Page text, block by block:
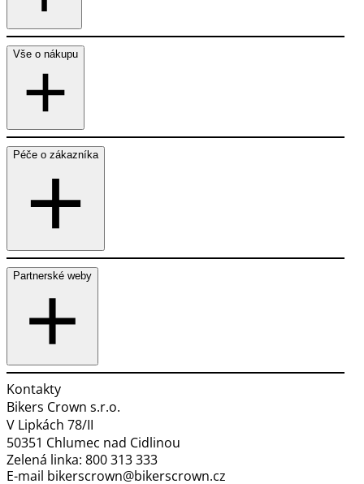
Vše o nákupu
Péče o zákazníka
Partnerské weby
Kontakty
Bikers Crown s.r.o.
V Lipkách 78/II
50351 Chlumec nad Cidlinou
Zelená linka: 800 313 333
E-mail bikerscrown@bikerscrown.cz